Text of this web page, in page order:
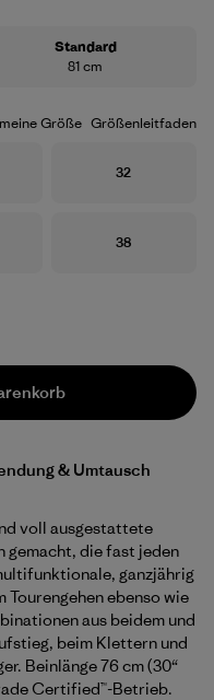
Standard
81 cm
Größe Größenleitfaden
Größe
32
Größe
38
& Umtausch
voll ausgestattete
gemacht, die fast jeden
ganzjährig
ebenso wie
aus beidem und
beim Klettern und
Beinlänge 76 cm (30“
Certified™-Betrieb.